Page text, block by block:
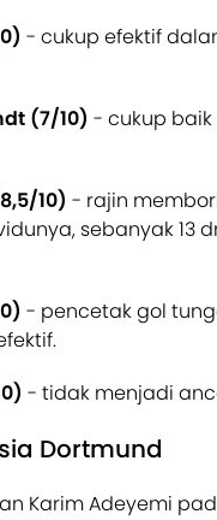
- cukup efektif
(7/10) - cukup
10) - rajin
sebanyak 13
- pencetak gol
- tidak menjadi
Dortmund
Karim Adeyemi